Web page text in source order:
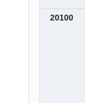
20100